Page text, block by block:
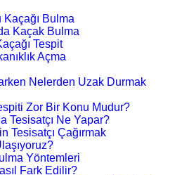
Kaçağı Bulma
Kaçak Bulma
Tespit
Açma
Nelerden Uzak Durmak
Zor Bir Konu Mudur?
Tesisatçı Ne Yapar?
Tesisatçı Çağırmak
Yöntemleri
Fark Edilir?